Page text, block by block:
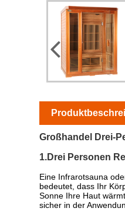
Großhandel Drei-
1.Drei Personen
Eine Infrarotsauna
bedeutet, dass Ihr
Sonne Ihre Haut
sicher in der